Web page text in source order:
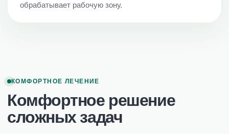
обрабатывает рабочую зону.
КОМФОРТНОЕ ЛЕЧЕНИЕ
Комфортное решение
сложных задач